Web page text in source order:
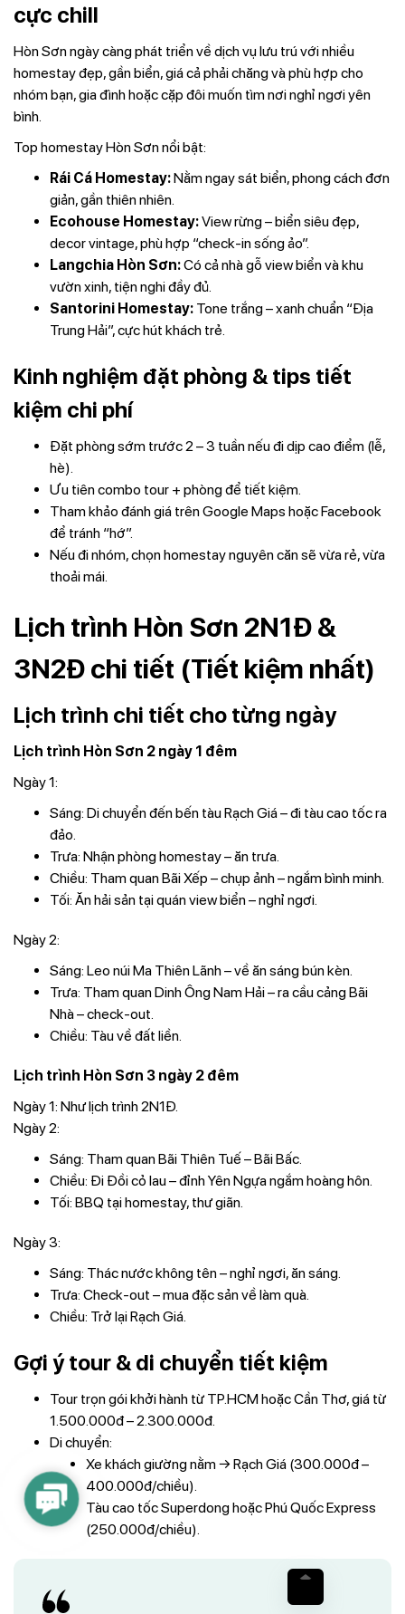
cực chill
Hòn Sơn ngày càng phát triển về dịch vụ lưu trú với nhiều
homestay đẹp, gần biển, giá cả phải chăng và phù hợp cho
nhóm bạn, gia đình hoặc cặp đôi muốn tìm nơi nghỉ ngơi yên
bình.
Top homestay Hòn Sơn nổi bật:
Rái Cá Homestay:Nằm ngay sát biển, phong cách đơn
giản, gần thiên nhiên.
Ecohouse Homestay:View rừng – biển siêu đẹp,
decor vintage, phù hợp “check-in sống ảo”.
Langchia Hòn Sơn:Có cả nhà gỗ view biển và khu
vườn xinh, tiện nghi đầy đủ.
Santorini Homestay: Tone trắng – xanh chuẩn “Địa
Trung Hải”, cực hút khách trẻ.
Kinh nghiệm đặt phòng & tips tiết
kiệm chi phí
Đặt phòng sớm trước 2 – 3 tuần nếu đi dịp cao điểm (lễ,
hè).
Ưu tiên combo tour + phòng để tiết kiệm.
Tham khảo đánh giá trên Google Maps hoặc Facebook
để tránh “hớ”.
Nếu đi nhóm, chọn homestay nguyên căn sẽ vừa rẻ, vừa
thoải mái.
Lịch trình Hòn Sơn 2N1Đ &
3N2Đ chi tiết (Tiết kiệm nhất)
Lịch trình chi tiết cho từng ngày
Lịch trình Hòn Sơn 2 ngày 1 đêm
Ngày 1:
Sáng: Di chuyển đến bến tàu Rạch Giá – đi tàu cao tốc ra
đảo.
Trưa: Nhận phòng homestay – ăn trưa.
Chiều: Tham quan Bãi Xếp – chụp ảnh – ngắm bình minh.
Tối: Ăn hải sản tại quán view biển – nghỉ ngơi.
Ngày 2:
Sáng: Leo núi Ma Thiên Lãnh – về ăn sáng bún kèn.
Trưa: Tham quan Dinh Ông Nam Hải – ra cầu cảng Bãi
Nhà – check-out.
Chiều: Tàu về đất liền.
Lịch trình Hòn Sơn 3 ngày 2 đêm
Ngày 1: Như lịch trình 2N1Đ.
Ngày 2:
Sáng: Tham quan Bãi Thiên Tuế – Bãi Bấc.
Chiều: Đi Đồi cỏ lau – đỉnh Yên Ngựa ngắm hoàng hôn.
Tối: BBQ tại homestay, thư giãn.
Ngày 3:
Sáng: Thác nước không tên – nghỉ ngơi, ăn sáng.
Trưa: Check-out – mua đặc sản về làm quà.
Chiều: Trở lại Rạch Giá.
Gợi ý tour & di chuyển tiết kiệm
Tour trọn gói khởi hành từ TP.HCM hoặc Cần Thơ, giá từ
1.500.000đ – 2.300.000đ.
Di chuyển:
Xe khách giường nằm → Rạch Giá (300.000đ –
400.000đ/chiều).
Tàu cao tốc Superdong hoặc Phú Quốc Express
(250.000đ/chiều).
Contact
Us